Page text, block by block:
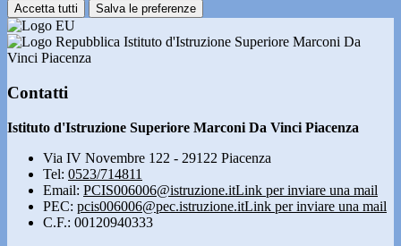
Accetta tutti Salva le preferenze
Istituto d'Istruzione Superiore Marconi Da
Vinci Piacenza
Contatti
Istituto d'Istruzione Superiore Marconi Da Vinci Piacenza
Via IV Novembre 122 - 29122 Piacenza
Tel: 0523/714811
Email: PCIS006006@istruzione.itLink per inviare una mail
PEC: pcis006006@pec.istruzione.itLink per inviare una mail
C.F.: 00120940333